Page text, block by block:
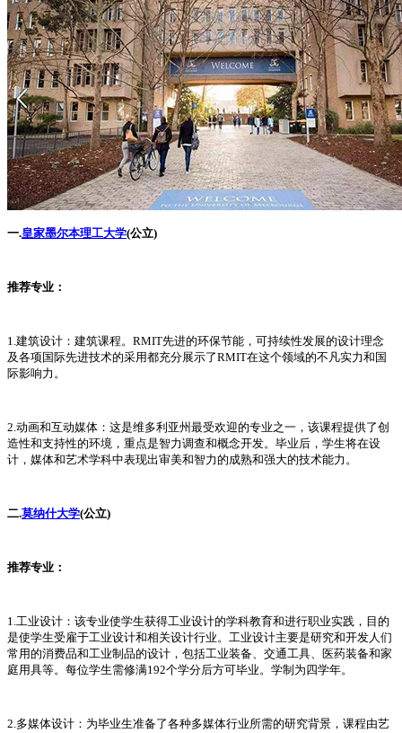
一.皇家墨尔本理工大学(公立)
推荐专业：
1.建筑设计：建筑课程。RMIT先进的环保节能，可持续性发展的设计理念
及各项国际先进技术的采用都充分展示了RMIT在这个领域的不凡实力和国
际影响力。
2.动画和互动媒体：这是维多利亚州最受欢迎的专业之一，该课程提供了创
造性和支持性的环境，重点是智力调查和概念开发。毕业后，学生将在设
计，媒体和艺术学科中表现出审美和智力的成熟和强大的技术能力。
二.莫纳什大学(公立)
推荐专业：
1.工业设计：该专业使学生获得工业设计的学科教育和进行职业实践，目的
是使学生受雇于工业设计和相关设计行业。工业设计主要是研究和开发人们
常用的消费品和工业制品的设计，包括工业装备、交通工具、医药装备和家
庭用具等。每位学生需修满192个学分后方可毕业。学制为四学年。
2.多媒体设计：为毕业生准备了各种多媒体行业所需的研究背景，课程由艺